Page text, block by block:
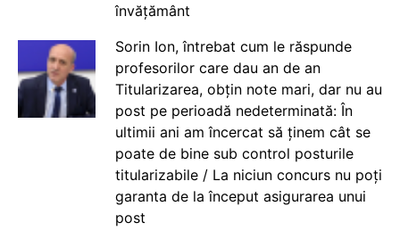
învățământ
Sorin Ion, întrebat cum le răspunde
profesorilor care dau an de an
Titularizarea, obțin note mari, dar nu au
post pe perioadă nedeterminată: În
ultimii ani am încercat să ținem cât se
poate de bine sub control posturile
titularizabile / La niciun concurs nu poți
garanta de la început asigurarea unui
post